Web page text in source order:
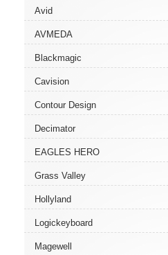
Avid
AVMEDA
Blackmagic
Cavision
Contour Design
Decimator
EAGLES HERO
Grass Valley
Hollyland
Logickeyboard
Magewell